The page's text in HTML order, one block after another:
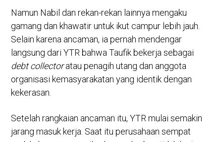
Namun Nabil dan rekan-rekan lainnya mengaku
gamang dan khawatir untuk ikut campur lebih jauh.
Selain karena ancaman, ia pernah mendengar
langsung dari YTR bahwa Taufik bekerja sebagai
debt collectoratau penagih utang dan anggota
organisasi kemasyarakatan yang identik dengan
kekerasan.
Setelah rangkaian ancaman itu, YTR mulai semakin
jarang masuk kerja. Saat itu perusahaan sempat